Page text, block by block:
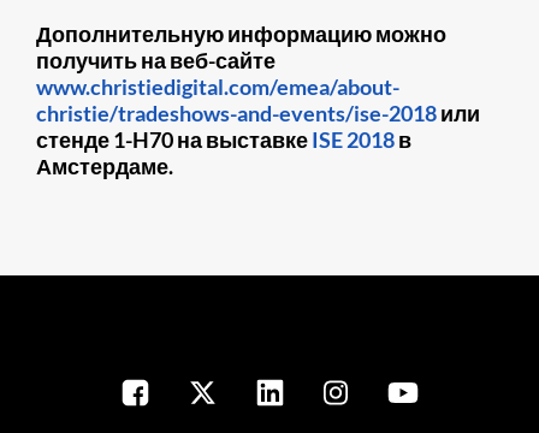
Дополнительную информацию можно
получить на веб-сайте
www.christiedigital.com/emea/about-
christie/tradeshows-and-events/ise-2018или
стенде 1-H70 на выставкеISE 2018в
Амстердаме.